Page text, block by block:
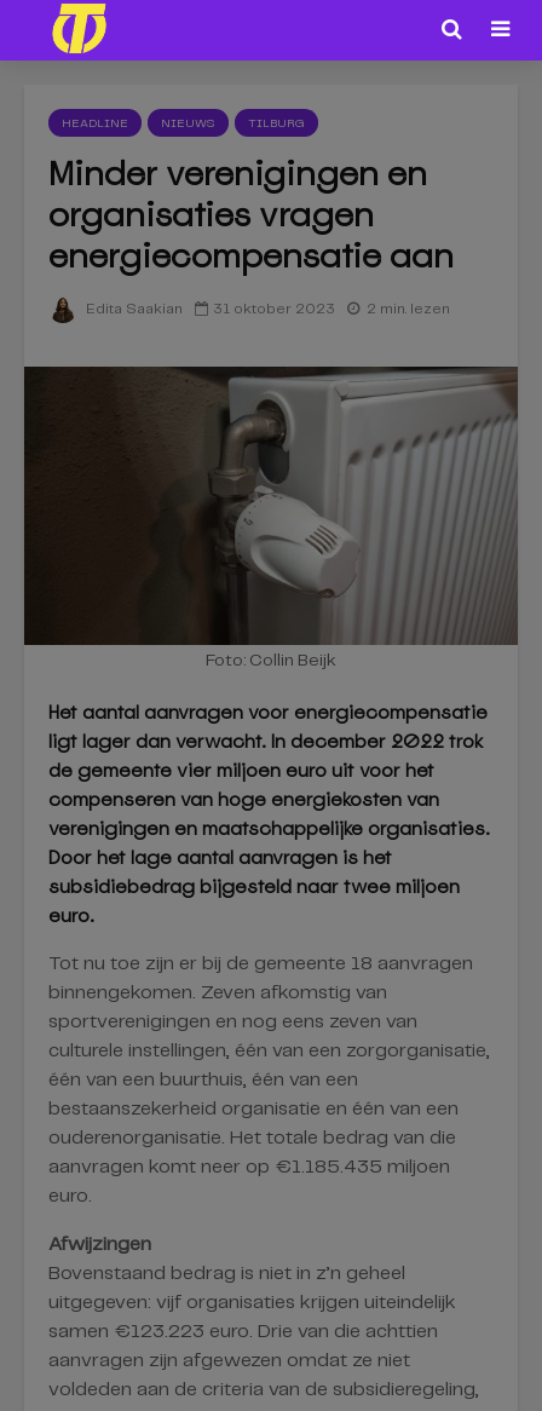
HEADLINE NIEUWS TILBURG
Minder verenigingen en
organisaties vragen
energiecompensatie aan
Edita Saakian 31 oktober 2023 2 min. lezen
Foto: Collin Beijk
Het aantal aanvragen voor energiecompensatie
ligt lager dan verwacht. In december 2022 trok
de gemeente vier miljoen euro uit voor het
compenseren van hoge energiekosten van
verenigingen en maatschappelijke organisaties.
Door het lage aantal aanvragen is het
subsidiebedrag bijgesteld naar twee miljoen
euro.
Tot nu toe zijn er bij de gemeente 18 aanvragen
binnengekomen. Zeven afkomstig van
sportverenigingen en nog eens zeven van
culturele instellingen, één van een zorgorganisatie,
één van een buurthuis, één van een
bestaanszekerheid organisatie en één van een
ouderenorganisatie. Het totale bedrag van die
aanvragen komt neer op €1.185.435 miljoen
euro.
Afwijzingen
Bovenstaand bedrag is niet in z’n geheel
uitgegeven: vijf organisaties krijgen uiteindelijk
samen €123.223 euro. Drie van die achttien
aanvragen zijn afgewezen omdat ze niet
voldeden aan de criteria van de subsidieregeling,